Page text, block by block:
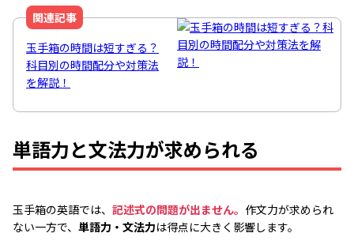
関連記事
玉手箱の時間は短すぎる？
科目別の時間配分や対策法
を解説！
単語力と文法力が求められる
玉手箱の英語では、 記述式の問題が出ません。 作文力が求められ
ない一方で、 単語力・文法力は得点に大きく影響します。